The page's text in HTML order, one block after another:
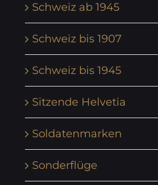
Schweiz ab 1945
Schweiz bis 1907
Schweiz bis 1945
Sitzende Helvetia
Soldatenmarken
Sonderflüge